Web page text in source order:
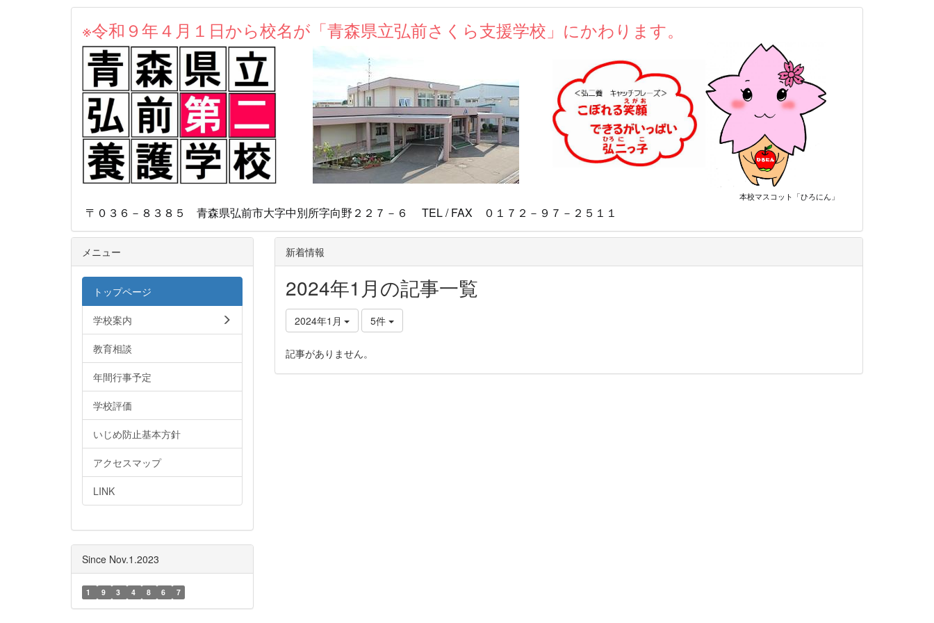
※令和９年４月１日から校名が「青森県立弘前さくら支援学校」にかわります。
本校マスコット 「ひろにん」
〒０３６－８３８５ 青森県弘前市大字中別所字向野２２７－６ TEL / FAX ０１７２－９７－２５１１
新着情報
2024年1月の記事一覧
2024年1月 5件
記事がありません。
メニュー
トップページ
学校案内
教育相談
年間行事予定
学校評価
いじめ防止基本方針
アクセスマップ
LINK
Since Nov.1.2023
1 9 3 4 8 6 7